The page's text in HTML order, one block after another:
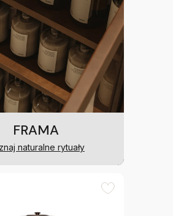
FRAMA
naturalne rytuały